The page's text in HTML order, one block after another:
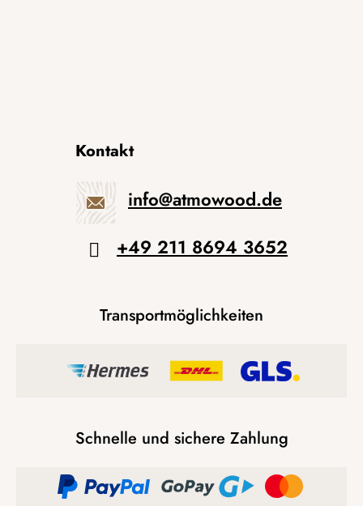
Kontakt
info@atmowood.de
+49 211 8694 3652
Transportmöglichkeiten
Schnelle und sichere Zahlung